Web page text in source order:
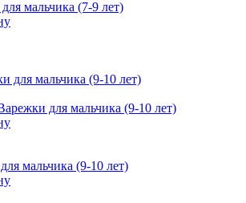
мальчика (7-9 лет)
для мальчика (9-10 лет)
мальчика (9-10 лет)